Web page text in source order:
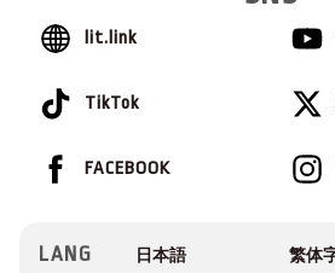
lit.link
TikTok
FACEBOOK
LANG